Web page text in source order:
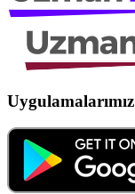
Uygulamalarımız